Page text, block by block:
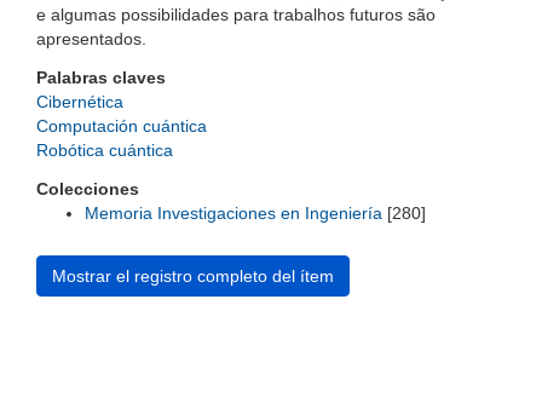
e algumas possibilidades para trabalhos futuros são
apresentados.
Palabras claves
Cibernética
Computación cuántica
Robótica cuántica
Colecciones
Memoria Investigaciones en Ingeniería [280]
Mostrar el registro completo del ítem